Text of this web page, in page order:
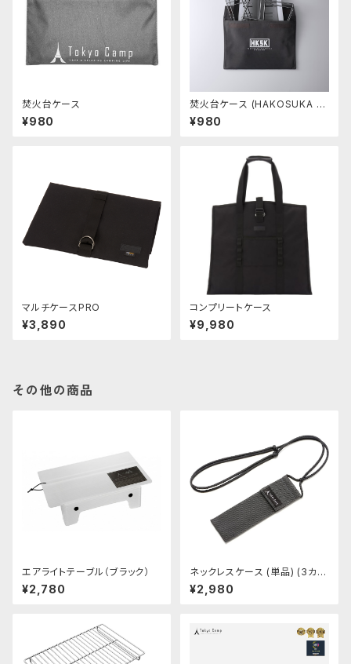
焚火台ケース
¥980
焚火台ケース (HAKOSUKA v
er.)
¥980
マルチケースPRO
¥3,890
コンプリートケース
¥9,980
その他の商品
エアライトテーブル（ブラック）
¥2,780
ネックレスケース (単品) (3カラ
ー)
¥2,980